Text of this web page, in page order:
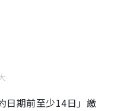
日期前至少14日」繳